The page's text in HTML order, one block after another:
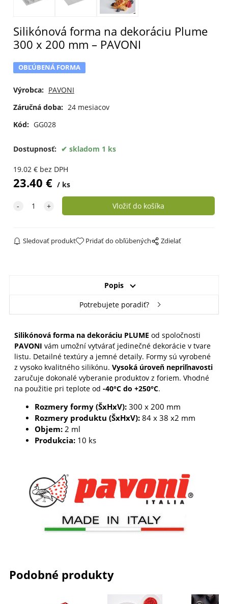
Silikónová forma na dekoráciu Plume
300 x 200 mm – PAVONI
OBĽÚBENÁ FORMA
Výrobca: PAVONI
Záručná doba: 24 mesiacov
Kód: GG028
Dostupnosť: skladom 1 ks
19.02€ bez DPH
23.40 € ks
Sledovať produkt Pridať do obľúbených Zdielať
Popis
Potrebujete poradiť?
Silikónová forma na dekoráciu PLUME od spoločnosti
PAVONI vám umožní vytvárať jedinečné dekorácie v tvare
listu. Detailné textúry a jemné detaily. Formy sú vyrobené
z vysoko kvalitného silikónu. Vysoká úroveň nepriľnavosti
zaručuje dokonalé vyberanie produktov z foriem. Vhodné
na použitie pri teplote od -40°C do +250°C.
Rozmery formy (ŠxHxV): 300 x 200 mm
Rozmery produktu (ŠxHxV): 84 x 38 x2 mm
Objem:2 ml
Produkcia:10 ks
Podobné produkty